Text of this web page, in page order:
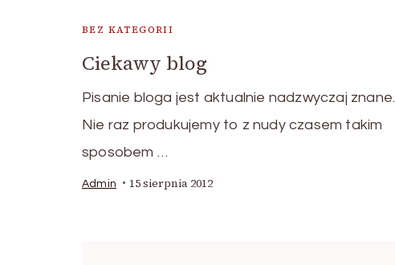
BEZ KATEGORII
Ciekawy blog
Pisanie bloga jest aktualnie nadzwyczaj znane.
Nie raz produkujemy to z nudy czasem takim
sposobem …
Admin 15 sierpnia 2012